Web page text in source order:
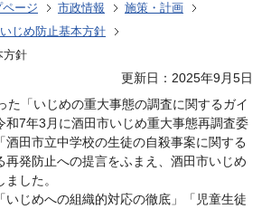
ページ 市政情報
施策・計画
じめ防止基本方針
方針
更新日：2025年9月5日
た「いじめの重大事態の調査に関するガイ
和7年3月に酒田市いじめ重大事態再調査委
酒田市立中学校の生徒の自殺事案に関する
再発防止への提言をふまえ、酒田市いじめ
した。
いじめへの組織的対応の徹底」「児童生徒